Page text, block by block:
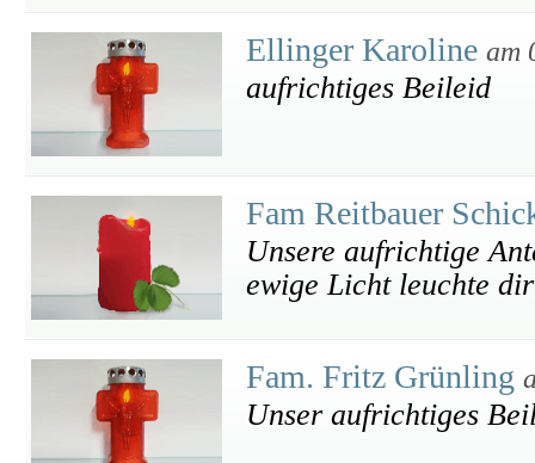
Ellinger Karoline am
aufrichtiges Beileid
Fam Reitbauer
Unsere aufrichtige
ewige Licht leuchte
Fam. Fritz Grünling
Unser aufrichtiges